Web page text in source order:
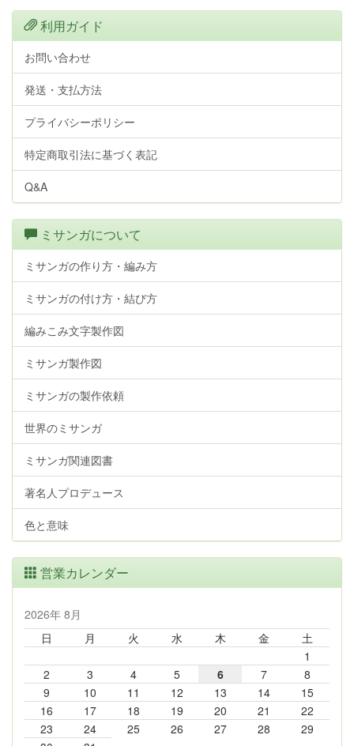
利用ガイド
お問い合わせ
発送・支払方法
プライバシーポリシー
特定商取引法に基づく表記
Q&A
ミサンガについて
ミサンガの作り方・編み方
ミサンガの付け方・結び方
編みこみ文字製作図
ミサンガ製作図
ミサンガの製作依頼
世界のミサンガ
ミサンガ関連図書
著名人プロデュース
色と意味
営業カレンダー
2026年 8月
日
月 火 水 木 金
土
1
2
3 4 5 6 7
8
9
10 11 12 13 14
15
16
17 18 19 20 21
22
23
24 25 26 27 28
29